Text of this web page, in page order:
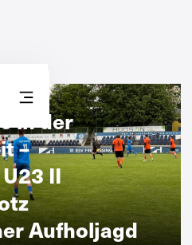
in der
–
II
Aufholjagd